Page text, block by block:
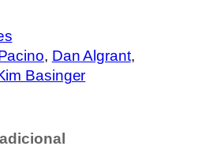
, Dan Algrant
Basinger